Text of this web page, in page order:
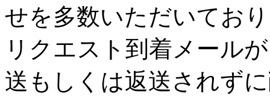
せを多数いただいてお
リクエスト到着メール
送もしくは返送されず